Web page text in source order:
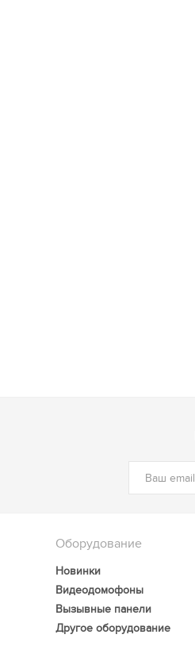
Оборудование
Новинки
Видеодомофоны
Вызывные панели
Другое оборудование